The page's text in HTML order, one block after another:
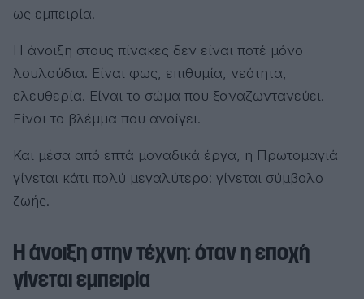
ως εμπειρία.
Η άνοιξη στους πίνακες δεν είναι ποτέ μόνο
λουλούδια. Είναι φως, επιθυμία, νεότητα,
ελευθερία. Είναι το σώμα που ξαναζωντανεύει.
Είναι το βλέμμα που ανοίγει.
Και μέσα από επτά μοναδικά έργα, η Πρωτομαγιά
γίνεται κάτι πολύ μεγαλύτερο: γίνεται σύμβολο
ζωής.
Η άνοιξη στην τέχνη: όταν η εποχή
γίνεται εμπειρία